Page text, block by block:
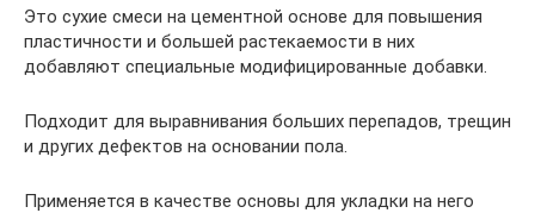
Это сухие смеси на цементной основе для повышения
пластичности и большей растекаемости в них
добавляют специальные модифицированные добавки.
Подходит для выравнивания больших перепадов, трещин
и других дефектов на основании пола.
Применяется в качестве основы для укладки на него